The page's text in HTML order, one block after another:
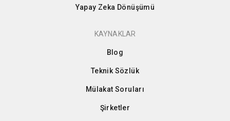
Yapay Zeka Dönüşümü
KAYNAKLAR
Blog
Teknik Sözlük
Mülakat Soruları
Şirketler